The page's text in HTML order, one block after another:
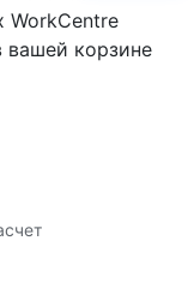
WorkCentre
вашей корзине